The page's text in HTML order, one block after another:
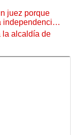
juez porque
independencia
la alcaldía de